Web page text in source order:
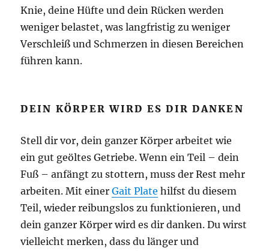
Knie, deine Hüfte und dein Rücken werden
weniger belastet, was langfristig zu weniger
Verschleiß und Schmerzen in diesen Bereichen
führen kann.
DEIN KÖRPER WIRD ES DIR DANKEN
Stell dir vor, dein ganzer Körper arbeitet wie
ein gut geöltes Getriebe. Wenn ein Teil – dein
Fuß – anfängt zu stottern, muss der Rest mehr
arbeiten. Mit einerGait Plate hilfst du diesem
Teil, wieder reibungslos zu funktionieren, und
dein ganzer Körper wird es dir danken. Du wirst
vielleicht merken, dass du länger und